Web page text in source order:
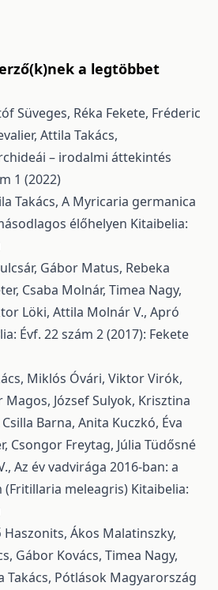
a legtöbbet
Süveges, Réka Fekete, Fréderic
Attila Takács,
– irodalmi áttekintés
1 (2022)
Takács, A Myricaria germanica
élőhelyen Kitaibelia:
Gábor Matus, Rebeka
Csaba Molnár, Timea Nagy,
Löki, Attila Molnár V., Apró
Évf. 22 szám 2 (2017): Fekete
Miklós Óvári, Viktor Virók,
Magos, József Sulyok, Krisztina
Barna, Anita Kuczkó, Éva
Csongor Freytag, Júlia Tüdősné
Az év vadvirága 2016-ban: a
meleagris) Kitaibelia:
Haszonits, Ákos Malatinszky,
Gábor Kovács, Timea Nagy,
Takács, Pótlások Magyarország